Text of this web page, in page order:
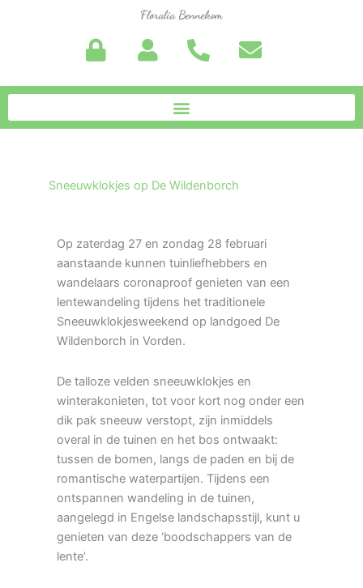
Floralia Bennekom
Sneeuwklokjes op De Wildenborch
Op zaterdag 27 en zondag 28 februari
aanstaande kunnen tuinliefhebbers en
wandelaars coronaproof genieten van een
lentewandeling tijdens het traditionele
Sneeuwklokjesweekend op landgoed De
Wildenborch in Vorden.
De talloze velden sneeuwklokjes en
winterakonieten, tot voor kort nog onder een
dik pak sneeuw verstopt, zijn inmiddels
overal in de tuinen en het bos ontwaakt:
tussen de bomen, langs de paden en bij de
romantische waterpartijen. Tijdens een
ontspannen wandeling in de tuinen,
aangelegd in Engelse landschapsstijl, kunt u
genieten van deze ‘boodschappers van de
lente’.